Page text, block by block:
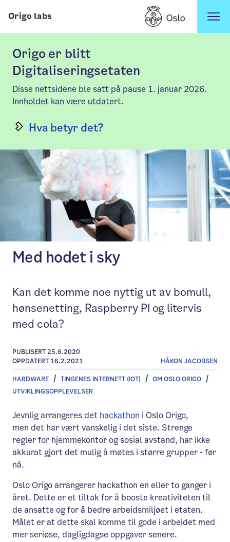
Origo labs
Origo er blitt
Digitaliseringsetaten
Disse nettsidene ble satt på pause 1. januar 2026.
Innholdet kan være utdatert.
Hva betyr det?
Med hodet i sky
Kan det komme noe nyttig ut av bomull,
hønsenetting, Raspberry PI og litervis
med cola?
PUBLISERT 25.6.2020
OPPDATERT 16.2.2021
HÅKON JACOBSEN
HARDWARE TINGENES INTERNETT (IOT)
OM OSLO ORIGO
UTVIKLINGSOPPLEVELSER
Jevnlig arrangeres det hackathon i Oslo Origo,
men det har vært vanskelig i det siste. Strenge
regler for hjemmekontor og sosial avstand, har ikke
akkurat gjort det mulig å møtes i større grupper - før
nå.
Oslo Origo arrangerer hackathon en eller to ganger i
året. Dette er et tiltak for å booste kreativiteten til
de ansatte og for å bedre arbeidsmiljøet i etaten.
Målet er at dette skal komme til gode i arbeidet med
mer seriøse, dagligdagse oppgaver senere.